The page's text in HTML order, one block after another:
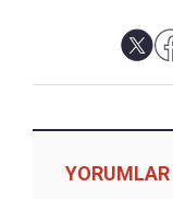
YORUMLAR